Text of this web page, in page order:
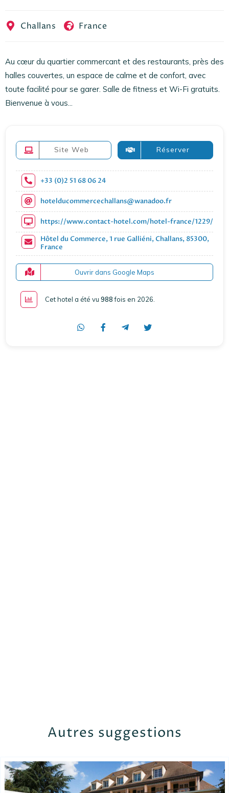
FR
Challans France
Au cœur du quartier commercant et des restaurants, près des
halles couvertes, un espace de calme et de confort, avec
toute facilité pour se garer. Salle de fitness et Wi-Fi gratuits.
Bienvenue à vous...
Site Web Réserver
+33 (0)2 51 68 06 24
hotelducommercechallans@wanadoo.fr
https://www.contact-hotel.com/hotel-france/1229/
Hôtel du Commerce, 1 rue Galliéni, Challans, 85300,
France
Ouvrir dans Google Maps
Cet hotel a été vu 988fois en 2026
Autres suggestions